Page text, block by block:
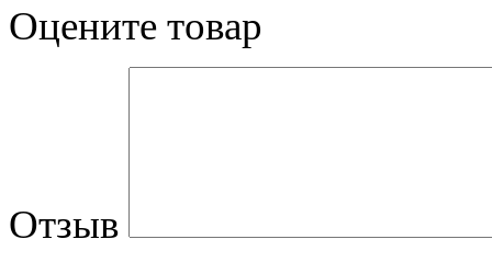
Оцените товар
Отзыв